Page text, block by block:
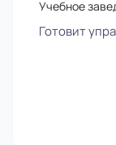
Учебное
Готовит